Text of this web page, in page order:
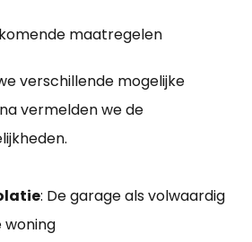
maatregelen
verschillende mogelijke
vermelden we de
: De garage als volwaardig
woning